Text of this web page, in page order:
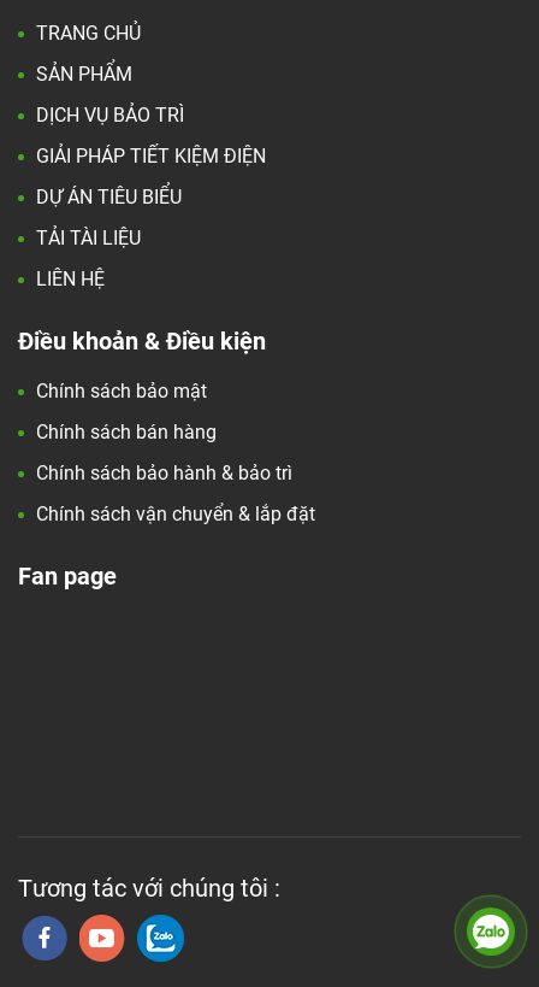
TRANG CHỦ
SẢN PHẨM
DỊCH VỤ BẢO TRÌ
GIẢI PHÁP TIẾT KIỆM ĐIỆN
DỰ ÁN TIÊU BIỂU
TẢI TÀI LIỆU
LIÊN HỆ
Điều khoản & Điều kiện
Chính sách bảo mật
Chính sách bán hàng
Chính sách bảo hành & bảo trì
Chính sách vận chuyển & lắp đặt
Fan page
Tương tác với chúng tôi :